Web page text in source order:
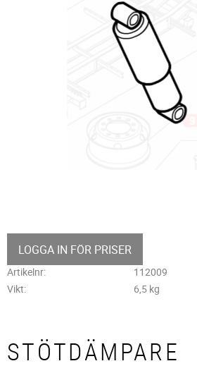
LOGGA IN FÖR PRISER
Artikelnr
112009
Vikt
6,5 kg
STÖTDÄMPARE